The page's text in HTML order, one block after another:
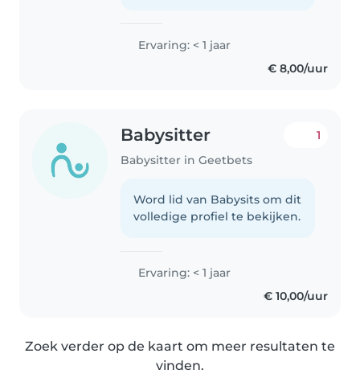
Ervaring: < 1 jaar
€ 8,00/uur
Babysitter
Babysitter in Geetbets
1
Word lid van Babysits om dit
volledige profiel te bekijken.
Ervaring: < 1 jaar
€ 10,00/uur
Zoek verder op de kaart om meer resultaten te
vinden.